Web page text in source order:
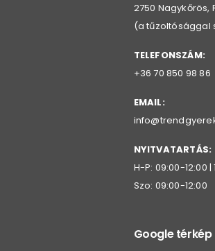
2750 Nagykőrös,
(a tűzoltósággal
TELEFONSZÁM:
+36 70 850 98 86
EMAIL:
NYITVATARTÁS:
H-P: 09:00-12:00 |
Szo: 09:00-12:00
Google térkép